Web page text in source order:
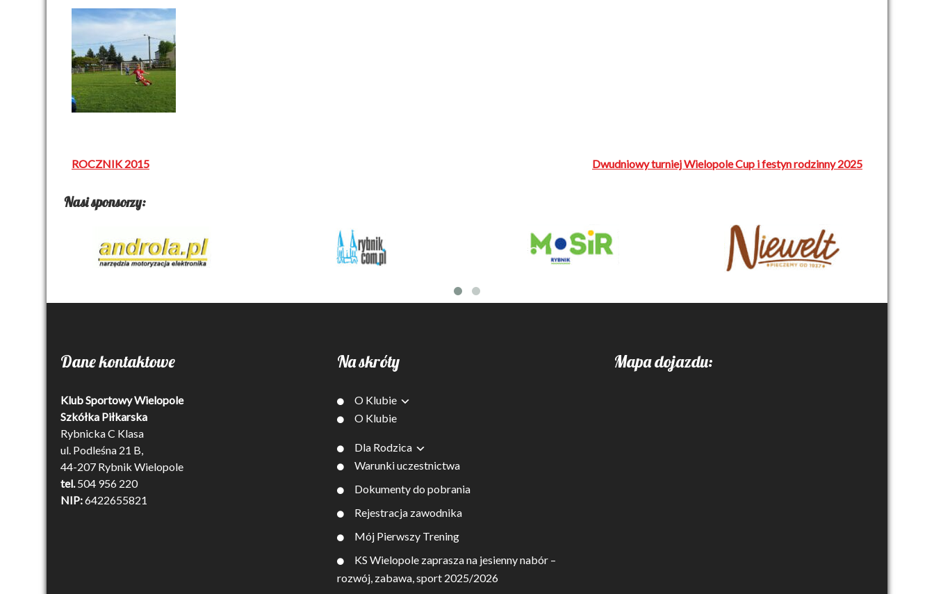
Nawigacja
ROCZNIK 2015 Dwudniowy turniej Wielopole Cup i festyn rodzinny 2025
Nasi sponsorzy:
Dane kontaktowe
Klub Sportowy Wielopole
Szkółka Piłkarska
Rybnicka C Klasa
ul. Podleśna 21 B,
44-207 Rybnik Wielopole
tel. 504 956 220
NIP:6422655821
Na skróty
O Klubie
O Klubie
Dla Rodzica
Warunki uczestnictwa
Dokumenty do pobrania
Rejestracja zawodnika
Mój Pierwszy Trening
KS Wielopole zaprasza na jesienny nabór –
rozwój, zabawa, sport 2025/2026
Mapa dojazdu: